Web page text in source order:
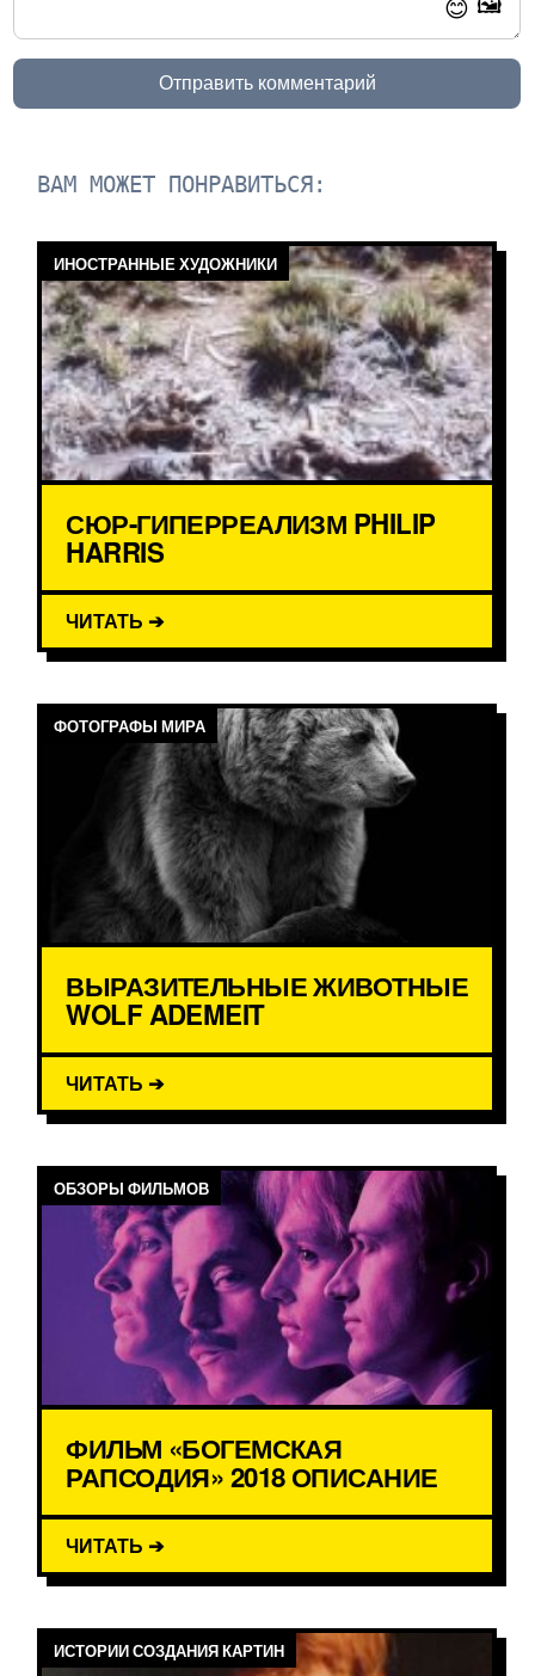
😊
Отправить комментарий
ВАМ МОЖЕТ ПОНРАВИТЬСЯ:
ИНОСТРАННЫЕ ХУДОЖНИКИ
СЮР-ГИПЕРРЕАЛИЗМ PHILIP
HARRIS
ЧИТАТЬ ➔
ФОТОГРАФЫ МИРА
ВЫРАЗИТЕЛЬНЫЕ ЖИВОТНЫЕ
WOLF ADEMEIT
ЧИТАТЬ ➔
ОБЗОРЫ ФИЛЬМОВ
ФИЛЬМ «БОГЕМСКАЯ
РАПСОДИЯ» 2018 ОПИСАНИЕ
ЧИТАТЬ ➔
ИСТОРИИ СОЗДАНИЯ КАРТИН